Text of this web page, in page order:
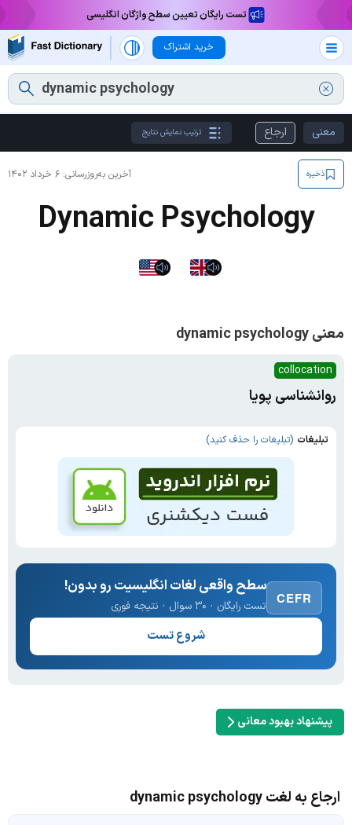
تست رایگان تعیین سطح واژگان انگلیسی
خرید اشتراک
معنی ارجاع ترتیب نمایش نتایج
آخرین به‌روزرسانی: ۶ خرداد ۱۴۰۲ ذخیره
Dynamic Psychology
معنی dynamic psychology
collocation
روانشناسی پویا
تبلیغات (تبلیغات را حذف کنید)
CEFR
سطح واقعی لغات انگلیسیت رو بدون!
تست رایگان · ۳۰ سوال · نتیجه فوری
شروع تست
پیشنهاد بهبود معانی
ارجاع به لغت dynamic psychology